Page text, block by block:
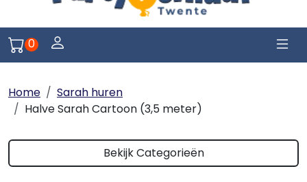
Naar winkelwagen pagina
0 Log je in of meld je aan
Home
Sarah huren
Halve Sarah Cartoon (3,5 meter)
Bekijk Categorieën